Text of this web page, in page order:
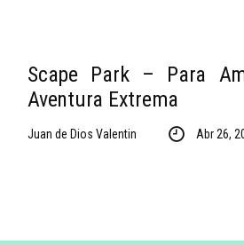
Scape Park – Para
Aventura Extrema
Juan de Dios Valentin Abr 26,